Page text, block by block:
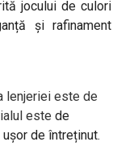
jocului de culori
și rafinament
lenjeriei este de
este de
de întreținut.